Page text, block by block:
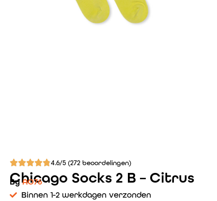
4.6/5 (272 beoordelingen)
Chicago Socks 2 B – Citrus
ByAO76
Binnen 1-2 werkdagen verzonden